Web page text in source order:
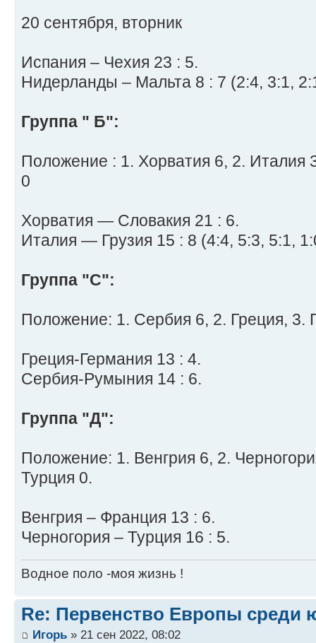
20 сентября, вторник
Испания – Чехия 23 : 5.
Нидерланды – Мальта 8 : 7 (2:4, 3:1,
Группа " Б":
Положение : 1. Хорватия 6, 2. Италия
0
Хорватия — Словакия 21 : 6.
Италия — Грузия 15 : 8 (4:4, 5:3, 5:1,
Группа "С":
Положение: 1. Сербия 6, 2. Греция, 3.
Греция-Германия 13 : 4.
Сербия-Румыния 14 : 6.
Группа "Д":
Положение: 1. Венгрия 6, 2.
Турция 0.
Венгрия – Франция 13 : 6.
Черногория – Турция 16 : 5.
Водное поло -моя жизнь !
Re: Первенство Европы среди
Игорь » 21 сен 2022, 08:02